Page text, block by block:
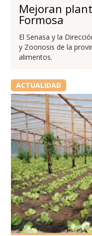
Mejoran
Formosa
El Senasa y la
y Zoonosis de la
alimentos.
ACTUALIDAD